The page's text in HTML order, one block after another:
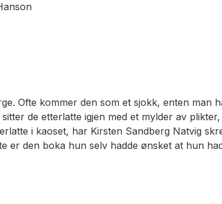
Ofte kommer den som et sjokk, enten man
de etterlatte igjen med et mylder av plikter,
i kaoset, har Kirsten Sandberg Natvig
er den boka hun selv hadde ønsket at hun